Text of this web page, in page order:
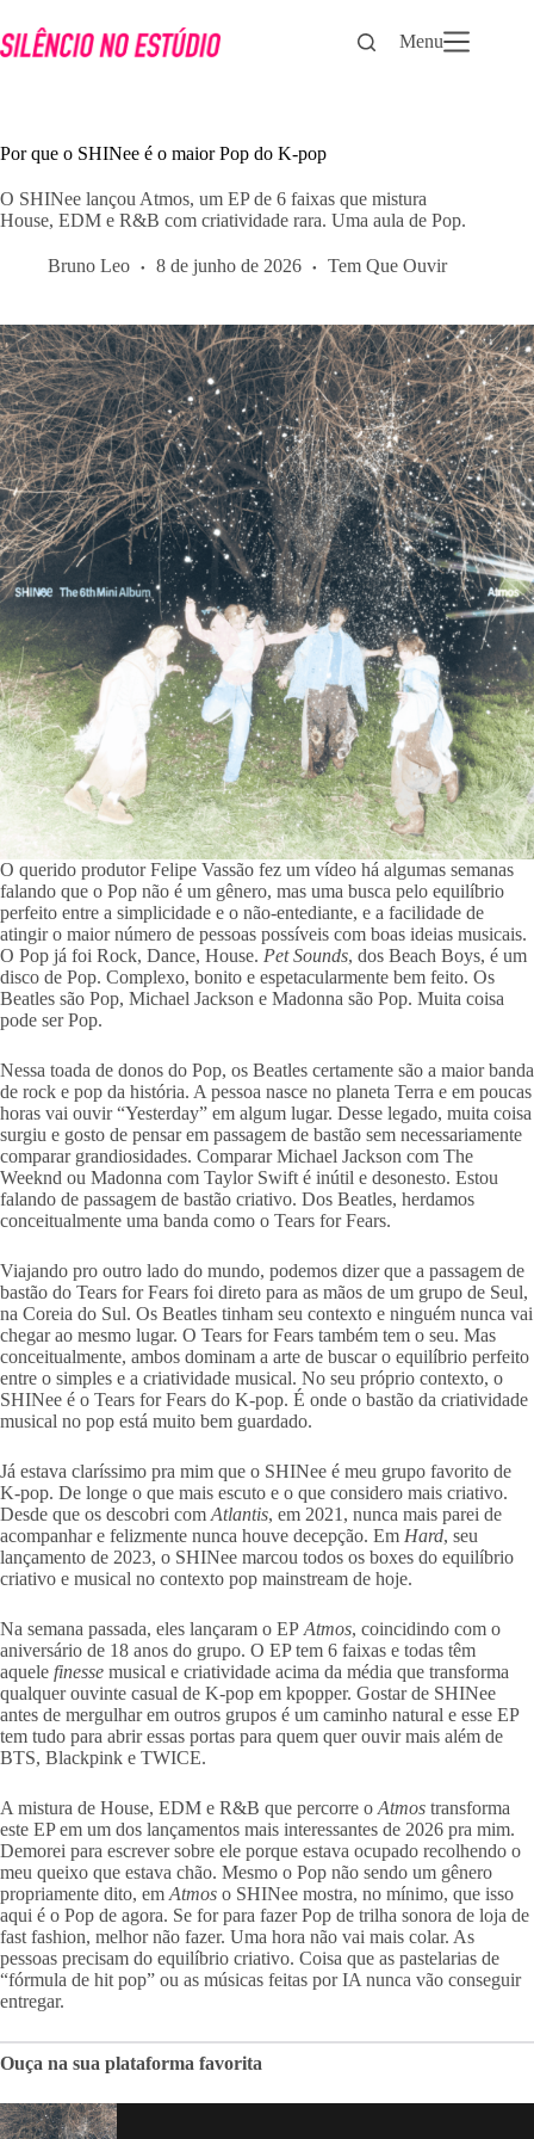
para
o
Menu
Por que o SHINee é o maior Pop do K-pop
O SHINee lançou Atmos, um EP de 6 faixas que mistura
House, EDM e R&B com criatividade rara. Uma aula de Pop.
Bruno Leo 8 de junho de 2026 Tem Que Ouvir
O querido produtor Felipe Vassão fez um vídeo há algumas semanas
falando que o Pop não é um gênero, mas uma busca pelo equilíbrio
perfeito entre a simplicidade e o não-entediante, e a facilidade de
atingir o maior número de pessoas possíveis com boas ideias musicais.
O Pop já foi Rock, Dance, House. Pet Sounds, dos Beach Boys, é um
disco de Pop. Complexo, bonito e espetacularmente bem feito. Os
Beatles são Pop, Michael Jackson e Madonna são Pop. Muita coisa
pode ser Pop.
Nessa toada de donos do Pop, os Beatles certamente são a maior banda
de rock e pop da história. A pessoa nasce no planeta Terra e em poucas
horas vai ouvir “Yesterday” em algum lugar. Desse legado, muita coisa
surgiu e gosto de pensar em passagem de bastão sem necessariamente
comparar grandiosidades. Comparar Michael Jackson com The
Weeknd ou Madonna com Taylor Swift é inútil e desonesto. Estou
falando de passagem de bastão criativo. Dos Beatles, herdamos
conceitualmente uma banda como o Tears for Fears.
Viajando pro outro lado do mundo, podemos dizer que a passagem de
bastão do Tears for Fears foi direto para as mãos de um grupo de Seul,
na Coreia do Sul. Os Beatles tinham seu contexto e ninguém nunca vai
chegar ao mesmo lugar. O Tears for Fears também tem o seu. Mas
conceitualmente, ambos dominam a arte de buscar o equilíbrio perfeito
entre o simples e a criatividade musical. No seu próprio contexto, o
SHINee é o Tears for Fears do K-pop. É onde o bastão da criatividade
musical no pop está muito bem guardado.
Já estava claríssimo pra mim que o SHINee é meu grupo favorito de
K-pop. De longe o que mais escuto e o que considero mais criativo.
Desde que os descobri com Atlantis, em 2021, nunca mais parei de
acompanhar e felizmente nunca houve decepção. Em Hard, seu
lançamento de 2023, o SHINee marcou todos os boxes do equilíbrio
criativo e musical no contexto pop mainstream de hoje.
Na semana passada, eles lançaram o EP Atmos, coincidindo com o
aniversário de 18 anos do grupo. O EP tem 6 faixas e todas têm
aquele finesse musical e criatividade acima da média que transforma
qualquer ouvinte casual de K-pop em kpopper. Gostar de SHINee
antes de mergulhar em outros grupos é um caminho natural e esse EP
tem tudo para abrir essas portas para quem quer ouvir mais além de
BTS, Blackpink e TWICE.
A mistura de House, EDM e R&B que percorre o Atmos transforma
este EP em um dos lançamentos mais interessantes de 2026 pra mim.
Demorei para escrever sobre ele porque estava ocupado recolhendo o
meu queixo que estava chão. Mesmo o Pop não sendo um gênero
propriamente dito, em Atmos o SHINee mostra, no mínimo, que isso
aqui é o Pop de agora. Se for para fazer Pop de trilha sonora de loja de
fast fashion, melhor não fazer. Uma hora não vai mais colar. As
pessoas precisam do equilíbrio criativo. Coisa que as pastelarias de
“fórmula de hit pop” ou as músicas feitas por IA nunca vão conseguir
entregar.
Ouça na sua plataforma favorita